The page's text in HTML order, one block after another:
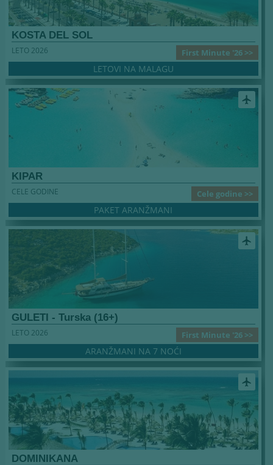
KOSTA DEL SOL
First Minute '26 >>
LETO 2026
LETOVI NA MALAGU
airplanemode_active
KIPAR
Cele godine >>
CELE GODINE
PAKET ARANŽMANI
airplanemode_active
GULETI - Turska (16+)
First Minute '26 >>
LETO 2026
ARANŽMANI NA 7 NOĆI
airplanemode_active
DOMINIKANA